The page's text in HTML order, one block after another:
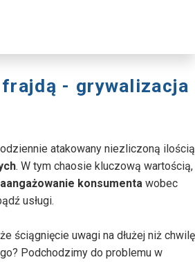
- grywalizacja
atakowany niezliczoną ilością
. W tym chaosie kluczową wartością,
konsumenta wobec
usługi.
ściągnięcie uwagi na dłużej niż chwilę
Podchodzimy do problemu w